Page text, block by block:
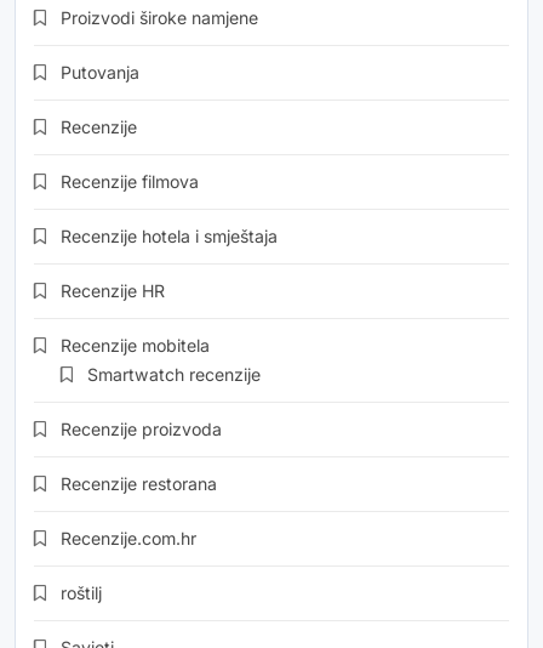
Proizvodi široke namjene
Putovanja
Recenzije
Recenzije filmova
Recenzije hotela i smještaja
Recenzije HR
Recenzije mobitela
Smartwatch recenzije
Recenzije proizvoda
Recenzije restorana
Recenzije.com.hr
roštilj